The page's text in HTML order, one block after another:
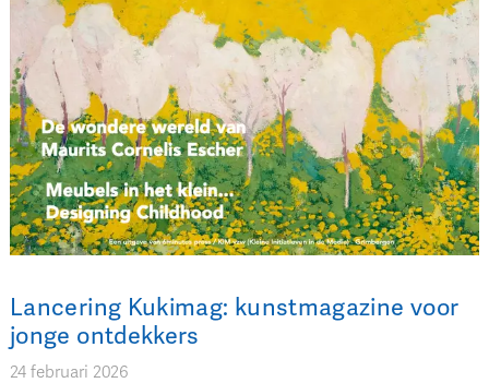
Lancering Kukimag: kunstmagazine voor
jonge ontdekkers
24 februari 2026